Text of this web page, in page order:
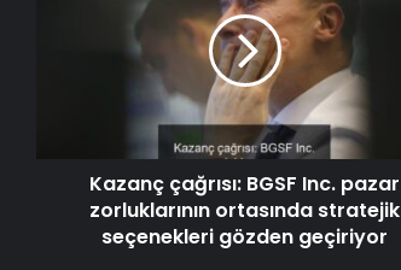
Kazanç çağrısı: BGSF Inc. pazar
zorluklarının ortasında stratejik
seçenekleri gözden geçiriyor